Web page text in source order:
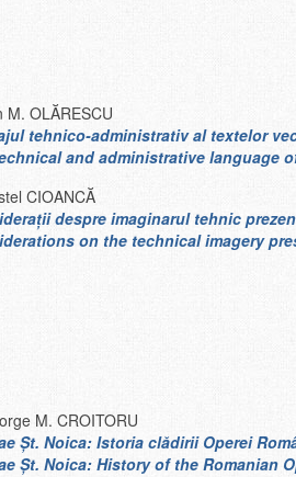
OLĂRESCU
tehnico-administrativ al textelor
and administrative language
CIOANCĂ
despre imaginarul tehnic
on the technical imagery
M. CROITORU
Șt. Noica: Istoria clădirii Operei
Șt. Noica: History of the Romanian